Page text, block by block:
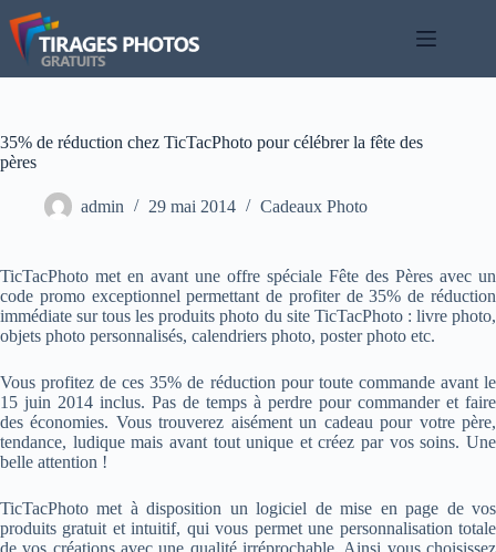
Passer
au
contenu
35% de réduction chez TicTacPhoto pour célébrer la fête des
pères
admin 29 mai 2014 Cadeaux Photo
TicTacPhoto met en avant une offre spéciale Fête des Pères avec un
code promo exceptionnel permettant de profiter de 35% de réduction
immédiate sur tous les produits photo du site TicTacPhoto : livre photo,
objets photo personnalisés, calendriers photo, poster photo etc.
Vous profitez de ces 35% de réduction pour toute commande avant le
15 juin 2014 inclus. Pas de temps à perdre pour commander et faire
des économies. Vous trouverez aisément un cadeau pour votre père,
tendance, ludique mais avant tout unique et créez par vos soins. Une
belle attention !
TicTacPhoto met à disposition un logiciel de mise en page de vos
produits gratuit et intuitif, qui vous permet une personnalisation totale
de vos créations avec une qualité irréprochable. Ainsi vous choisissez